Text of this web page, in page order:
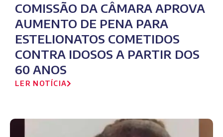
COMISSÃO DA CÂMARA APROVA
AUMENTO DE PENA PARA
ESTELIONATOS COMETIDOS
CONTRA IDOSOS A PARTIR DOS
60 ANOS
LER NOTÍCIA